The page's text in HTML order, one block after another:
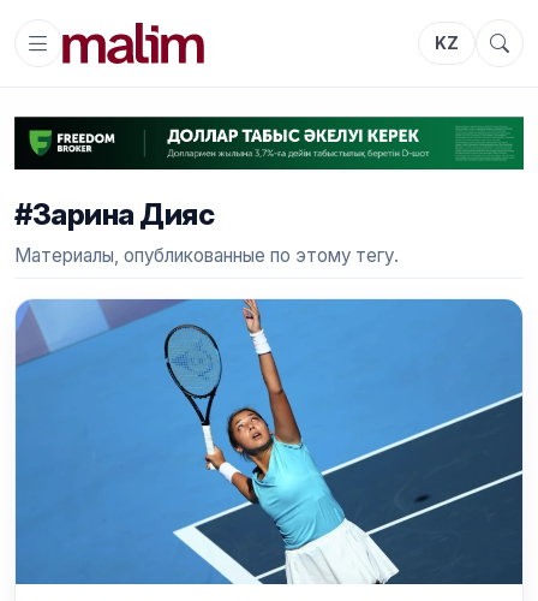
KZ
#Зарина Дияс
Материалы, опубликованные по этому тегу.